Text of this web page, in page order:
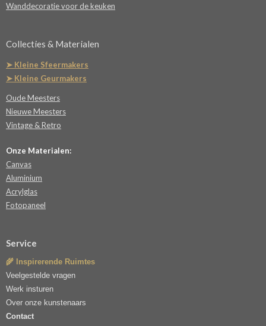
Wanddecoratie voor de keuken
Collecties & Materialen
➤ Kleine Sfeermakers
➤ Kleine Geurmakers
Oude Meesters
Nieuwe Meesters
Vintage & Retro
Onze Materialen:
Canvas
Aluminium
Acrylglas
Fotopaneel
Service
🌾 Inspirerende Ruimtes
Veelgestelde vragen
Werk insturen
Over onze kunstenaars
Contact